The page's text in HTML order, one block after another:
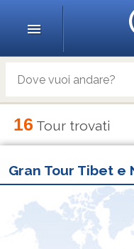
16 Tour trovati
Gran Tour Tibet e